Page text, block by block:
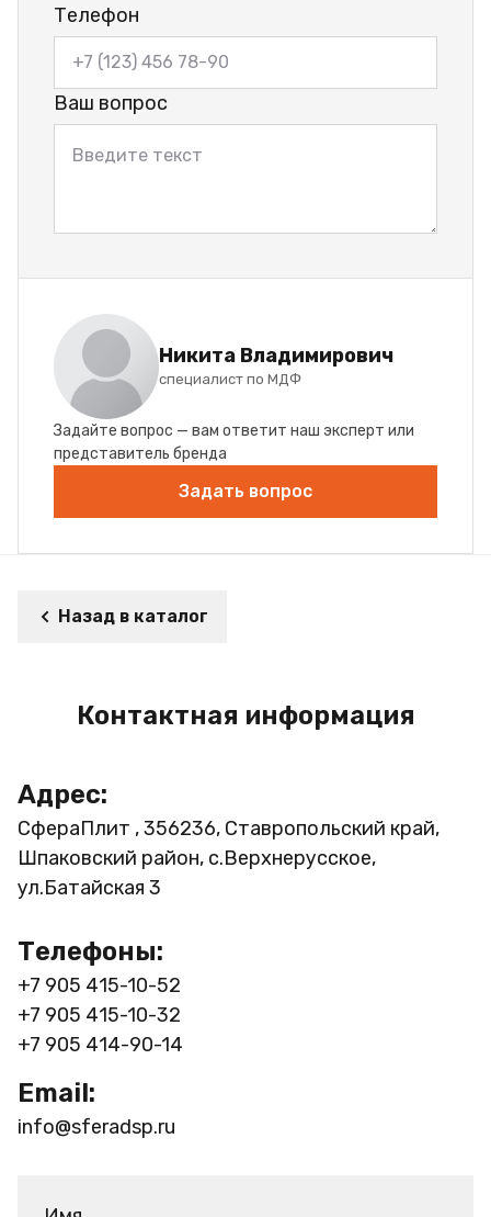
Телефон
Ваш вопрос
Никита Владимирович
специалист по МДФ
Задайте вопрос — вам ответит наш эксперт или
представитель бренда
Задать вопрос
Назад в каталог
Контактная информация
Адрес:
СфераПлит , 356236, Ставропольский край,
Шпаковский район, с.Верхнерусское,
ул.Батайская 3
Телефоны:
+7 905 415-10-52
+7 905 415-10-32
+7 905 414-90-14
Email:
info@sferadsp.ru